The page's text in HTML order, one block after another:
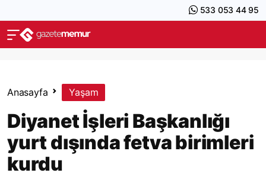
533 053 44 95
Anasayfa Yaşam
Diyanet İşleri Başkanlığı
yurt dışında fetva birimleri
kurdu